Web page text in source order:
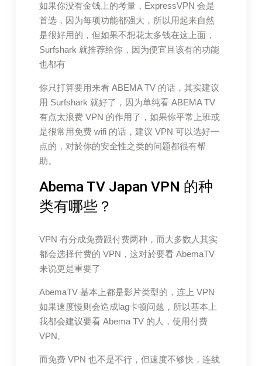
如果你没有金钱上的考量，ExpressVPN 会是
首选，因为每项功能都强大，所以用起来自然
是很好用的，但如果不想花太多钱在这上面，
Surfshark 就推荐给你，因为便宜且该有的功能
也都有
你只打算要用来看 ABEMA TV 的话，其实建议
用 Surfshark 就好了，因为单纯看 ABEMA TV
有点太浪费 VPN 的作用了，如果你平常上班或
是很常用免费 wifi 的话，建议 VPN 可以选好一
点的，对於你的安全性之类的问题都很有帮
助。
Abema TV Japan VPN 的种
类有哪些？
VPN 有分成免费跟付费两种，而大多数人其实
都会选择付费的 VPN，这对於要看 AbemaTV
来说更是重要了
AbemaTV 基本上都是影片类型的，连上 VPN
如果速度慢则会造成lag卡顿问题，所以基本上
我都会建议要看 Abema TV 的人，使用付费
VPN。
而免费 VPN 也不是不行，但速度不够快，连线